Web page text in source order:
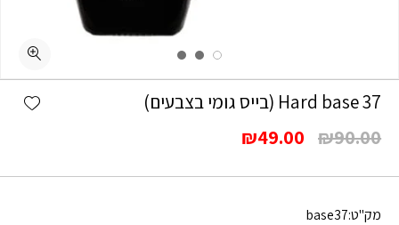
Hard base 37 (בייס גומי בצבעים)
₪90.00
המחיר
היה:
₪49.00
המחיר
הוא:
מק"ט:base37